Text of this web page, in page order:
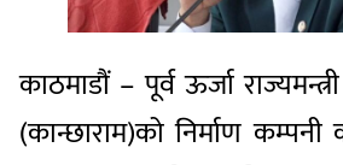
काठमाडौं – पूर्व ऊर्जा
(कान्छाराम)को निर्माण